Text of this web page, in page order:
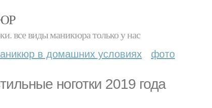
все виды маникюра только у нас
в домашних условиях фото
ноготки 2019 года